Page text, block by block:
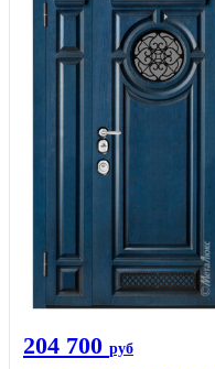
204 700 руб